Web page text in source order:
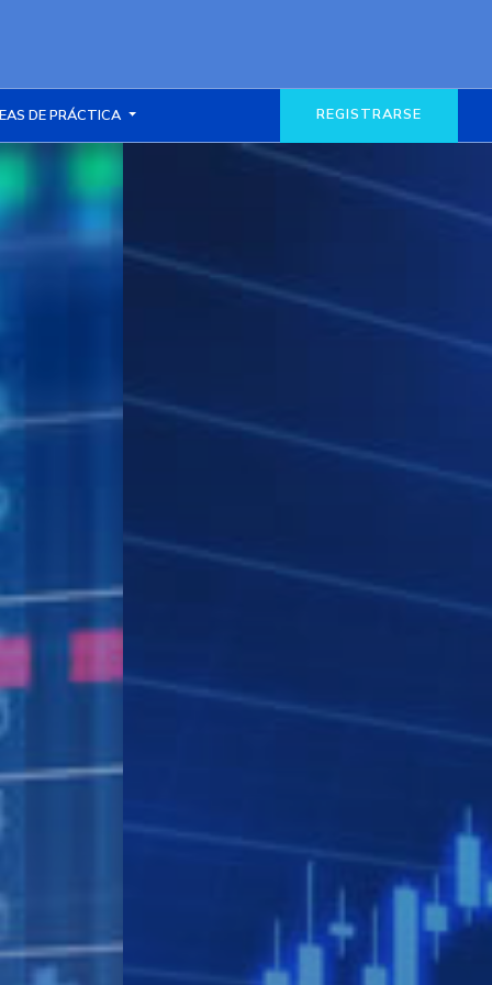
DE PRÁCTICA REGISTRARSE